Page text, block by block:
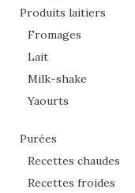
Produits laitiers
Fromages
Lait
Milk-shake
Yaourts
Purées
Recettes chaudes
Recettes froides